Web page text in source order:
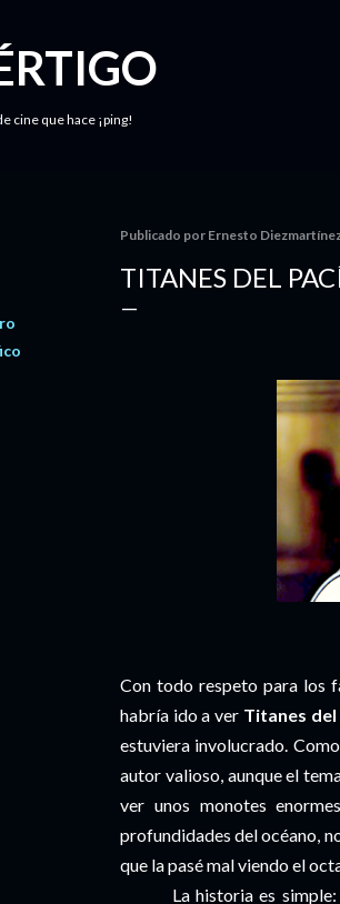
cine que hace ¡ping!
Publicado por Ernesto
TITANES DEL
Con todo respeto para los
habría ido a ver Titanes del
estuviera involucrado.
autor valioso, aunque el
ver unos monotes
profundidades del océano,
que la pasé mal viendo el
La historia es